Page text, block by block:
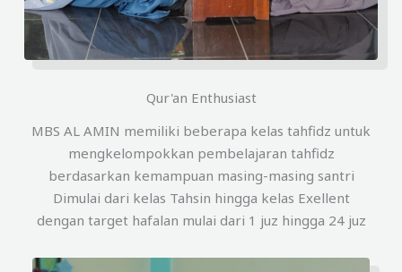
Qur'an Enthusiast
MBS AL AMIN memiliki beberapa kelas tahfidz untuk
mengkelompokkan pembelajaran tahfidz
berdasarkan kemampuan masing-masing santri
Dimulai dari kelas Tahsin hingga kelas Exellent
dengan target hafalan mulai dari 1 juz hingga 24 juz